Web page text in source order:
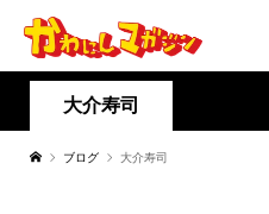
大介寿司
ブログ 大介寿司